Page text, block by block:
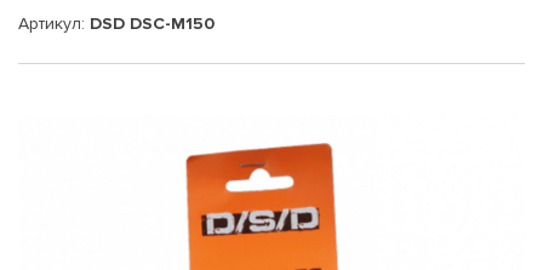
Артикул: DSD DSC-M150